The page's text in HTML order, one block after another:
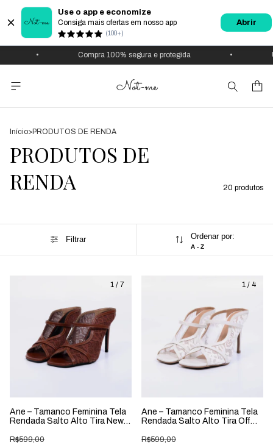
Use o app e economize
Consiga mais ofertas em nosso app
(100+)
Abrir
Compra 100% segura e protegida
Início>PRODUTOS DE RENDA
PRODUTOS DE
RENDA
20 produtos
Filtrar Ordenar por:
A - Z
1 / 7
Ane – Tamanco Feminina Tela
Rendada Salto Alto Tira New
R$599,00
1 / 4
Ane – Tamanco Feminina Tela
Rendada Salto Alto Tira Off
R$599,00